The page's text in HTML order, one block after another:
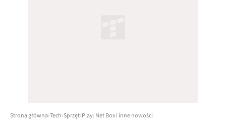
Strona główna Tech Sprzęt Play: Net Box i inne nowości